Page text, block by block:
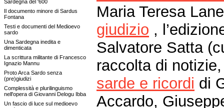
Sardegna del '600
Il documento minore di Sardus
Fontana
Testi e documenti del Medioevo
sardo
Una Sardegna inedita e
dimenticata
La scrittura militante di Francesco
Ignazio Mannu
Proto Arca Sardo senza
(pre)giudizi
Complessità e plurilinguismo
nell'opera di Giovanni Delogu Ibba
Un fascio di luce sul medioevo
Maria Teresa
giudizio ,
Salvatore Satta
raccolta di
sarde e ricordi di
Accardo,